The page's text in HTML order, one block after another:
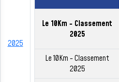
2025
Le 10Km - Classement
2025
Le 10Km - Classement
2025